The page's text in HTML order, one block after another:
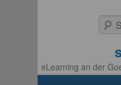
eLearning an der